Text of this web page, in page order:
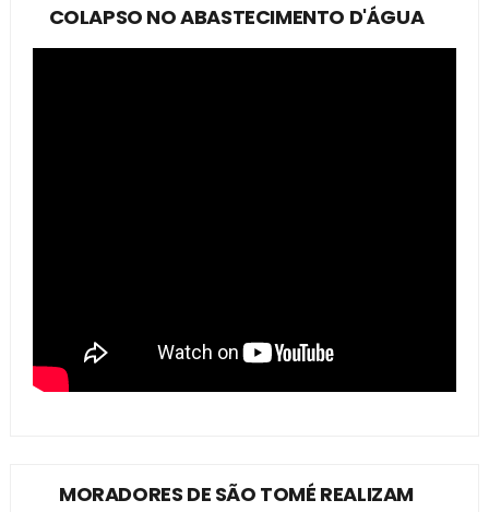
COLAPSO NO ABASTECIMENTO D'ÁGUA
MORADORES DE SÃO TOMÉ REALIZAM